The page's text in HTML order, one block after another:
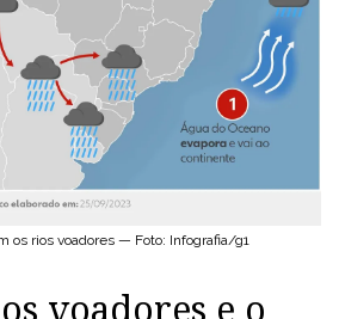
os rios voadores — Foto: Infografia/g1
voadores e o